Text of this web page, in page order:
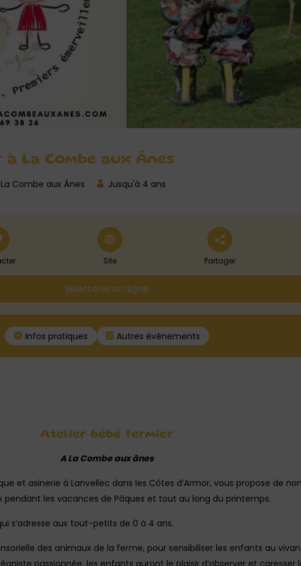
La Combe aux Ânes
La Combe aux Ânes Jusqu'à 4 ans
Site Partager
Billetterie en ligne
Infos pratiques Autres événements
Atelier bébé fermier
A La Combe aux ânes
et asinerie à Lanvellec dans les Côtes d’Armor, vous propose de
les vacances de Pâques et tout au long du printemps.
s’adresse aux tout-petits de 0 à 4 ans.
des animaux de la ferme, pour sensibiliser les enfants au
passionnée, les enfants auront le plaisir d’observer et caresser